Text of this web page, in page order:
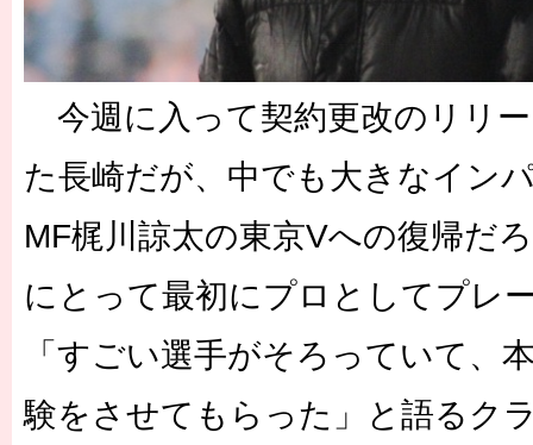
今週に入って契約更改のリリ
た長崎だが、中でも大きなイン
MF梶川諒太の東京Vへの復帰だ
にとって最初にプロとしてプレ
「すごい選手がそろっていて、
験をさせてもらった」と語るク